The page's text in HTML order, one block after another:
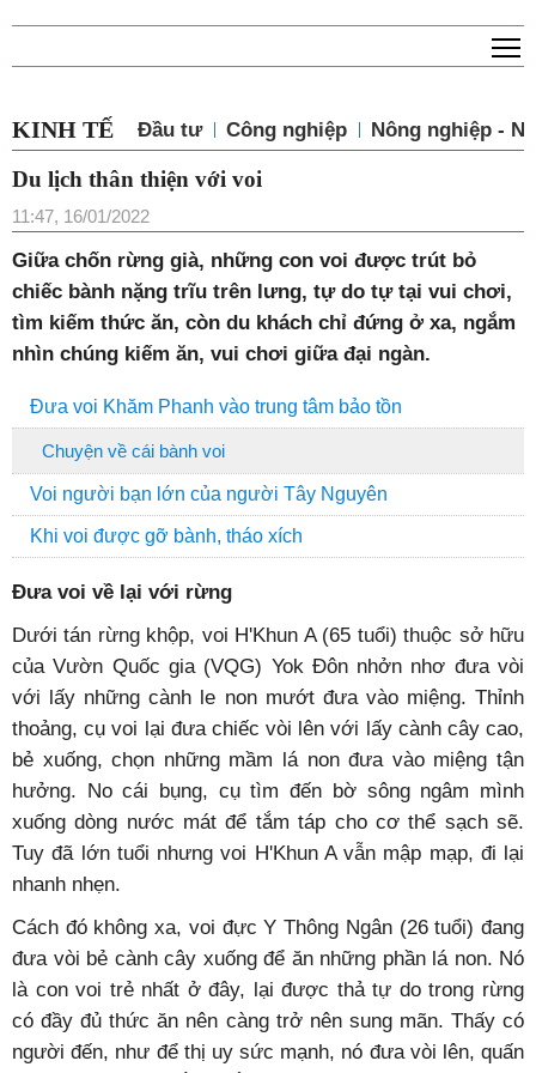
KINH TẾ Đầu tư Công nghiệp Nông nghiệp -
Du lịch thân thiện với voi
11:47, 16/01/2022
Giữa chốn rừng già, những con voi được trút bỏ
chiếc bành nặng trĩu trên lưng, tự do tự tại vui chơi,
tìm kiếm thức ăn, còn du khách chỉ đứng ở xa, ngắm
nhìn chúng kiếm ăn, vui chơi giữa đại ngàn.
Đưa voi Khăm Phanh vào trung tâm bảo tồn
Chuyện về cái bành voi
Voi người bạn lớn của người Tây Nguyên
Khi voi được gỡ bành, tháo xích
Đưa voi về lại với rừng
Dưới tán rừng khộp, voi H'Khun A (65 tuổi) thuộc sở hữu
của Vườn Quốc gia (VQG) Yok Đôn nhởn nhơ đưa vòi
với lấy những cành le non mướt đưa vào miệng. Thỉnh
thoảng, cụ voi lại đưa chiếc vòi lên với lấy cành cây cao,
bẻ xuống, chọn những mầm lá non đưa vào miệng tận
hưởng. No cái bụng, cụ tìm đến bờ sông ngâm mình
xuống dòng nước mát để tắm táp cho cơ thể sạch sẽ.
Tuy đã lớn tuổi nhưng voi H'Khun A vẫn mập mạp, đi lại
nhanh nhẹn.
Cách đó không xa, voi đực Y Thông Ngân (26 tuổi) đang
đưa vòi bẻ cành cây xuống để ăn những phần lá non. Nó
là con voi trẻ nhất ở đây, lại được thả tự do trong rừng
có đầy đủ thức ăn nên càng trở nên sung mãn. Thấy có
người đến, như để thị uy sức mạnh, nó đưa vòi lên, quấn